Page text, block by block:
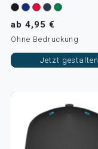
ab 4,95 €
Ohne Bedruckung
Jetzt gestalten